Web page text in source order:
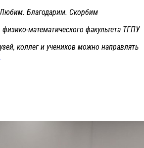
Благодарим. Скорбим
математического факультета ТГПУ
коллег и учеников можно направлять